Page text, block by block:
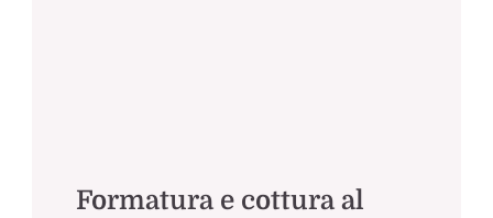
Formatura e cottura al